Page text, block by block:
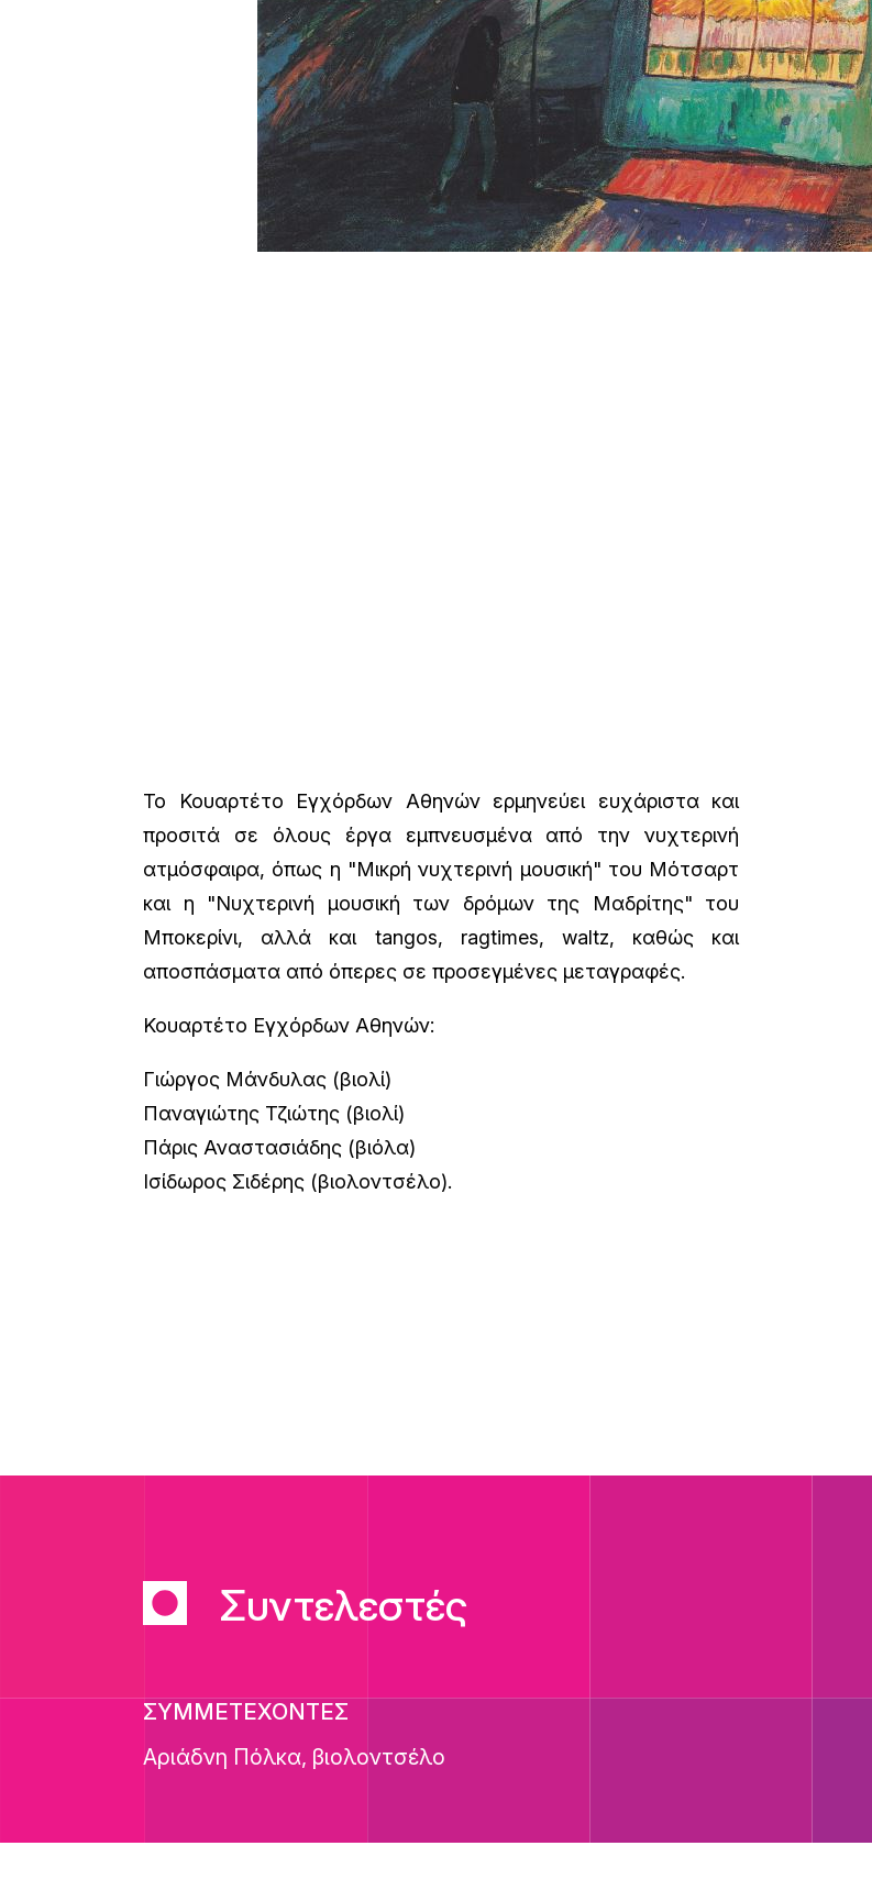
Το Κουαρτέτο Εγχόρδων Αθηνών ερμηνεύει ευχάριστα και
προσιτά σε όλους έργα εμπνευσμένα από την νυχτερινή
ατμόσφαιρα, όπως η "Μικρή νυχτερινή μουσική" του Μότσαρτ
και η "Νυχτερινή μουσική των δρόμων της Μαδρίτης" του
Μποκερίνι, αλλά και tangos, ragtimes, waltz, καθώς και
αποσπάσματα από όπερες σε προσεγμένες μεταγραφές.
Κουαρτέτο Εγχόρδων Αθηνών:
Γιώργος Μάνδυλας (βιολί)
Παναγιώτης Τζιώτης (βιολί)
Πάρις Αναστασιάδης (βιόλα)
Ισίδωρος Σιδέρης (βιολοντσέλο).
Συντελεστές
ΣΥΜΜΕΤΕΧΟΝΤΕΣ
Αριάδνη Πόλκα, βιολοντσέλο